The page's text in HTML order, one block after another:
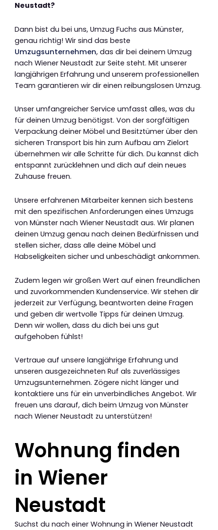
Neustadt?
Dann bist du bei uns, Umzug Fuchs aus Münster,
genau richtig! Wir sind das beste
Umzugsunternehmen, das dir bei deinem Umzug
nach Wiener Neustadt zur Seite steht. Mit unserer
langjährigen Erfahrung und unserem professionellen
Team garantieren wir dir einen reibungslosen Umzug.
Unser umfangreicher Service umfasst alles, was du
für deinen Umzug benötigst. Von der sorgfältigen
Verpackung deiner Möbel und Besitztümer über den
sicheren Transport bis hin zum Aufbau am Zielort
übernehmen wir alle Schritte für dich. Du kannst dich
entspannt zurücklehnen und dich auf dein neues
Zuhause freuen.
Unsere erfahrenen Mitarbeiter kennen sich bestens
mit den spezifischen Anforderungen eines Umzugs
von Münster nach Wiener Neustadt aus. Wir planen
deinen Umzug genau nach deinen Bedürfnissen und
stellen sicher, dass alle deine Möbel und
Habseligkeiten sicher und unbeschädigt ankommen.
Zudem legen wir großen Wert auf einen freundlichen
und zuvorkommenden Kundenservice. Wir stehen dir
jederzeit zur Verfügung, beantworten deine Fragen
und geben dir wertvolle Tipps für deinen Umzug.
Denn wir wollen, dass du dich bei uns gut
aufgehoben fühlst!
Vertraue auf unsere langjährige Erfahrung und
unseren ausgezeichneten Ruf als zuverlässiges
Umzugsunternehmen. Zögere nicht länger und
kontaktiere uns für ein unverbindliches Angebot. Wir
freuen uns darauf, dich beim Umzug von Münster
nach Wiener Neustadt zu unterstützen!
Wohnung finden
in Wiener
Neustadt
Suchst du nach einer Wohnung in Wiener Neustadt